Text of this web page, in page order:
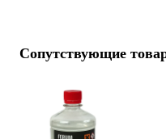
Сопутствующие